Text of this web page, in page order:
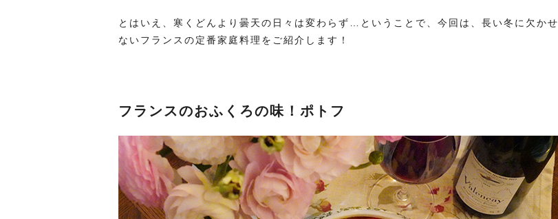
とはいえ、寒くどんより曇天の日々は変わらず…ということで、今回は、長い冬に欠かせ
ないフランスの定番家庭料理をご紹介します！
フランスのおふくろの味！ポトフ